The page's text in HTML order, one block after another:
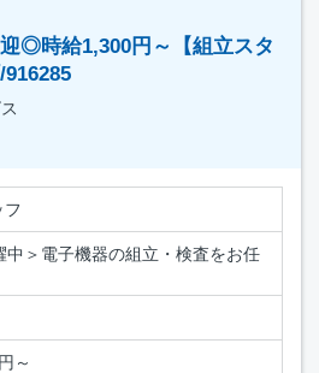
◎時給1,300円～【組立スタ
フ
中＞電子機器の組立・検査をお任
～